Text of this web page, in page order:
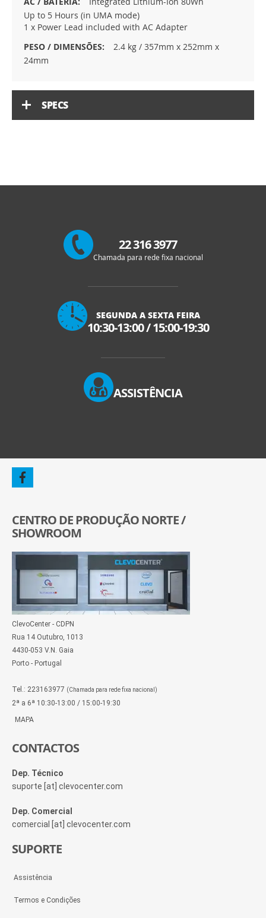
Up to 5 Hours (in UMA mode)
1 x Power Lead included with AC Adapter
2.4 kg / 357mm x 252mm x
24mm
SPECS
22 316 3977
Chamada para rede fixa nacional
SEGUNDA A SEXTA FEIRA
10:30-13:00/15:00-19:30
ASSISTÊNCIA
CENTRO DE PRODUÇÃO NORTE /
SHOWROOM
ClevoCenter - CDPN
Rua 14 Outubro, 1013
4430-053 V.N. Gaia
Porto - Portugal
Tel.: 223163977 (Chamada para rede fixa nacional)
2ª a 6ª 10:30-13:00 / 15:00-19:30
MAPA
CONTACTOS
Dep. Técnico
suporte [at] clevocenter.com
Dep. Comercial
comercial [at] clevocenter.com
SUPORTE
Assistência
Termos e Condições